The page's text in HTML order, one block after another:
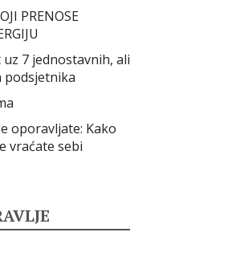
PRENOSE
7 jednostavnih, ali
podsjetnika
oporavljate: Kako
vraćate sebi